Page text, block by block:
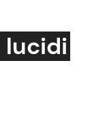
lucidi